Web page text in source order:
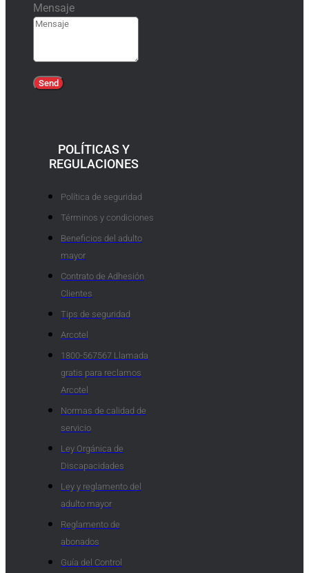
Mensaje
Send
POLÍTICAS Y
REGULACIONES
Política de seguridad
Términos y condiciones
Beneficios del adulto
mayor
Contrato de Adhesión
Clientes
Tips de seguridad
Arcotel
1800-567567 Llamada
gratis para reclamos
Arcotel
Normas de calidad de
servicio
Ley Orgánica de
Discapacidades
Ley y reglamento del
adulto mayor
Reglamento de
abonados
Guía del Control